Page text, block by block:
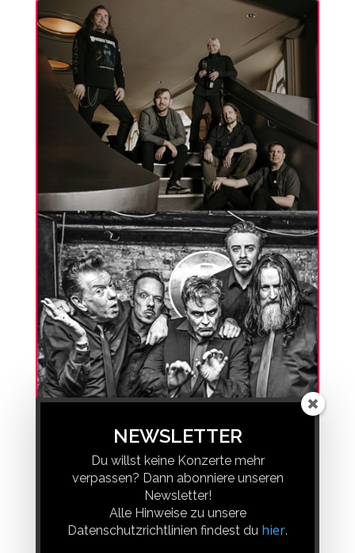
DIE SKEPTIKER & FREUNDE DER
ITALIENISCHEN OPER
29.05.2027 @ Täubchenthal Leipzig
Einlass 19:00 | Beginn 20:00
VVK: ab 27,50 EUR
NEWSLETTER
Du willst keine Konzerte mehr
verpassen? Dann abonniere unseren
Newsletter!
Alle Hinweise zu unsere
Datenschutzrichtlinien findest du hier.